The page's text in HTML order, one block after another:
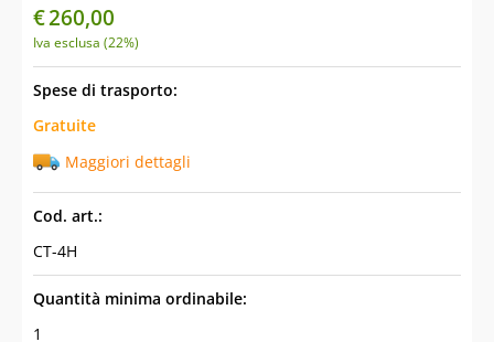
€260,00
Iva esclusa (22%)
Spese di trasporto:
Gratuite
Maggiori dettagli
Cod. art.:
CT-4H
Quantità minima ordinabile:
1